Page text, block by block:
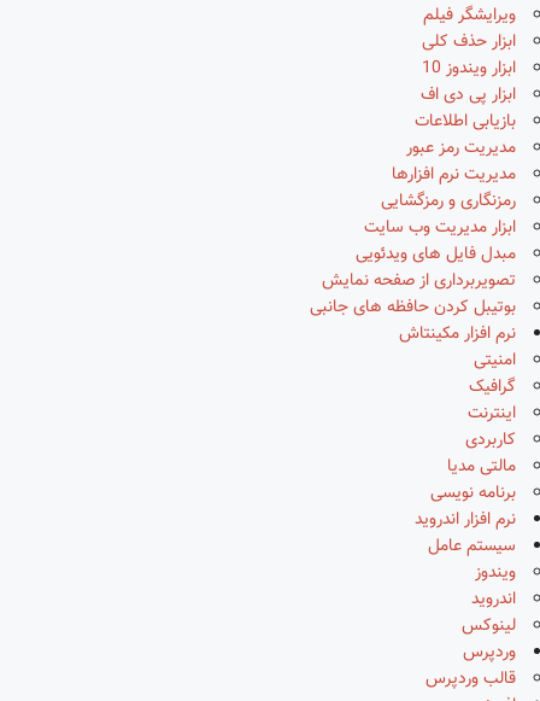
ویرایشگر فیلم
ابزار حذف کلی
ابزار ویندوز 10
ابزار پی دی اف
بازیابی اطلاعات
مدیریت رمز عبور
مدیریت نرم افزارها
رمزنگاری و رمزگشایی
ابزار مدیریت وب سایت
مبدل فایل های ویدئویی
تصویربرداری از صفحه نمایش
بوتیبل کردن حافظه های جانبی
نرم افزار مکینتاش
امنیتی
گرافیک
اینترنت
کاربردی
مالتی مدیا
برنامه نویسی
نرم افزار اندروید
سیستم عامل
ویندوز
اندروید
لینوکس
وردپرس
قالب وردپرس